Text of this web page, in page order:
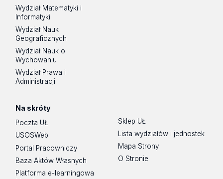
Wydział Matematyki i
Informatyki
Wydział Nauk
Geograficznych
Wydział Nauk o
Wychowaniu
Wydział Prawa i
Administracji
Na skróty
Poczta UŁ
USOSWeb
Portal Pracowniczy
Baza Aktów Własnych
Platforma e-learningowa
Sklep UŁ
Lista wydziałów i jednostek
Mapa Strony
O Stronie